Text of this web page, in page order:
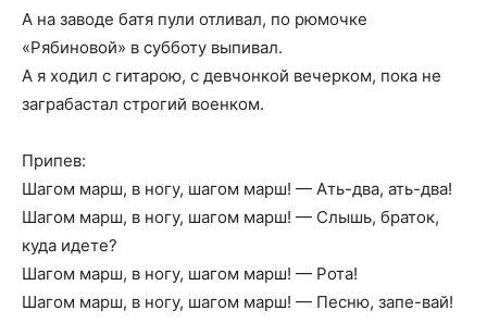
А на заводе батя пули отливал, по рюмочке
«Рябиновой» в субботу выпивал.
А я ходил с гитарою, с девчонкой вечерком, пока не
заграбастал строгий военком.
Припев:
Шагом марш, в ногу, шагом марш! — Ать-два, ать-два!
Шагом марш, в ногу, шагом марш! — Слышь, браток,
куда идете?
Шагом марш, в ногу, шагом марш! — Рота!
Шагом марш, в ногу, шагом марш! — Песню, запе-вай!